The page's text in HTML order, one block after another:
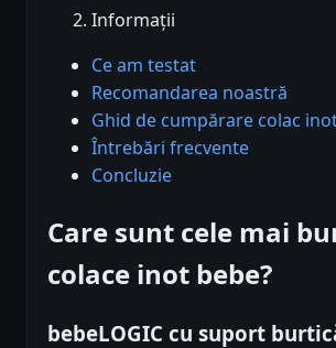
Informații
Ce am testat
Recomandarea noastră
Ghid de cumpărare colac
Întrebări frecvente
Concluzie
Care sunt cele mai
colace inot bebe?
bebeLOGIC cu suport